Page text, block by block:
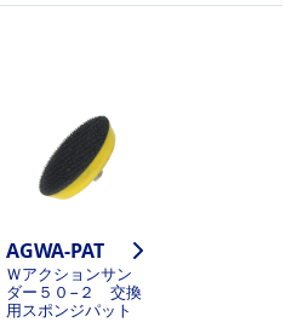
AGWA-PAT
Ｗアクションサン
ダー５０−２ 交換
用スポンジパット